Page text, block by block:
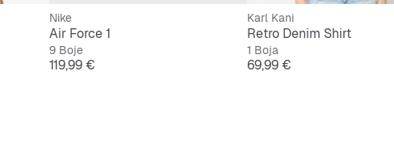
Nike
Air Force 1
9 Boje
Cijena
119,99 €
Karl Kani
Retro Denim Shirt
1 Boja
Cijena
69,99 €